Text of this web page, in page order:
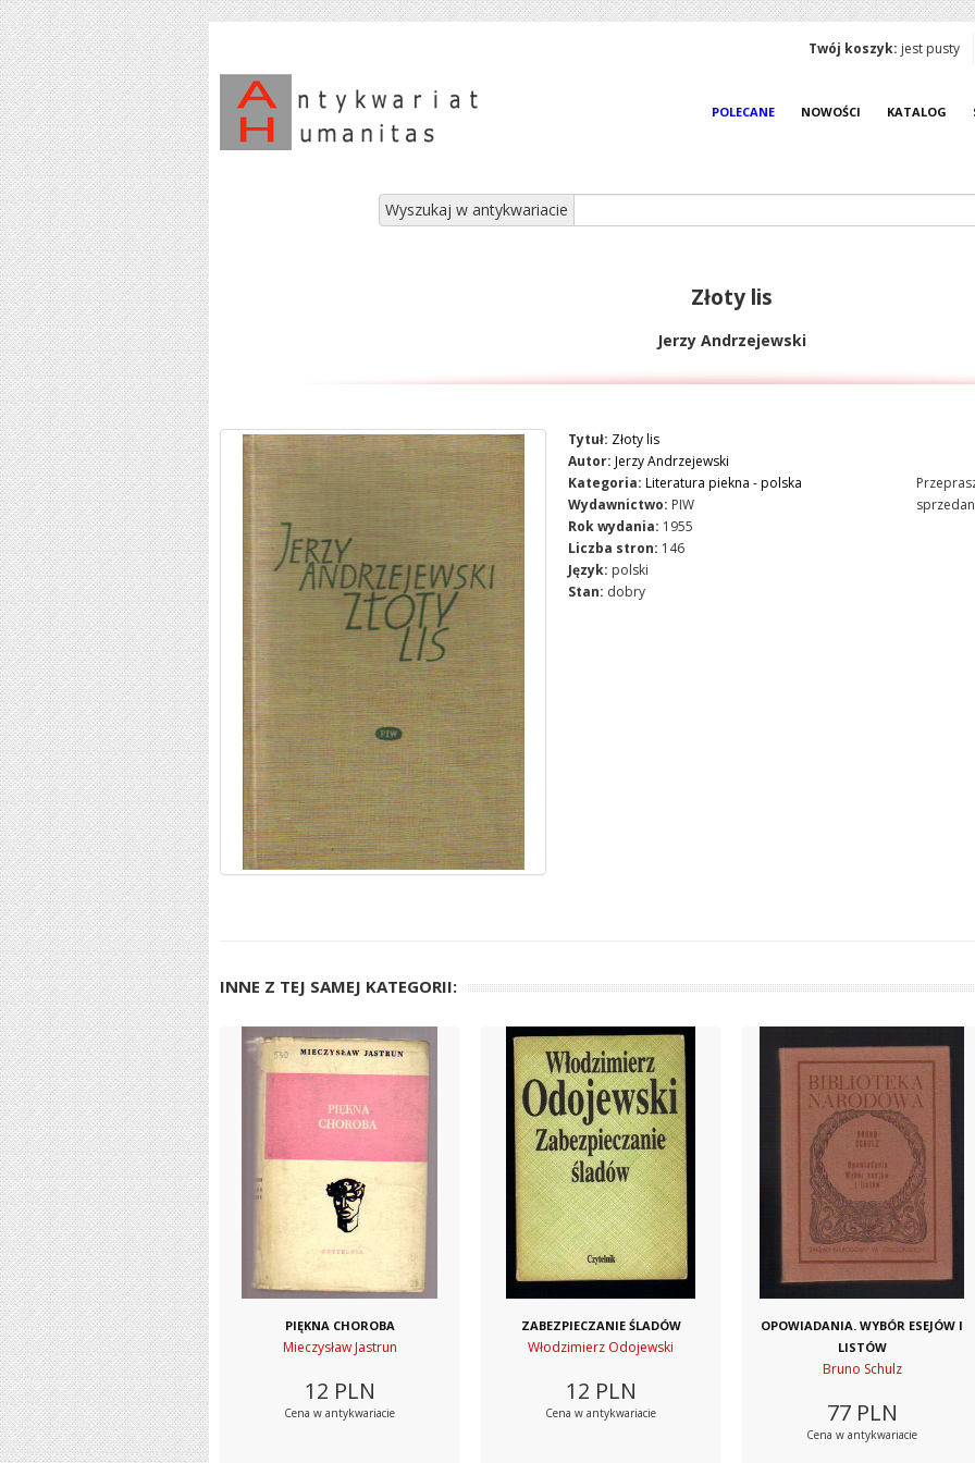
Twój koszyk: jest pusty
POLECANE NOWOŚCI KATALOG
Wyszukaj w antykwariacie
Złoty lis
Jerzy Andrzejewski
Tytuł: Złoty lis
Autor: Jerzy Andrzejewski
Kategoria: Literatura piekna - polska
Wydawnictwo: PIW
Rok wydania: 1955
Liczba stron: 146
Język: polski
Stan: dobry
INNE Z TEJ SAMEJ KATEGORII:
PIĘKNA CHOROBA
Mieczysław Jastrun
12 PLN
Cena w antykwariacie
ZABEZPIECZANIE ŚLADÓW
Włodzimierz Odojewski
12 PLN
Cena w antykwariacie
OPOWIADANIA. WYBÓR ESEJÓW I
LISTÓW
Bruno Schulz
77 PLN
Cena w antykwariacie